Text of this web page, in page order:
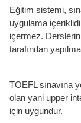
Eğitim sistemi,
uygulama
içermez.
tarafından
TOEFL sınavına
olan yani upper
için uygundur.